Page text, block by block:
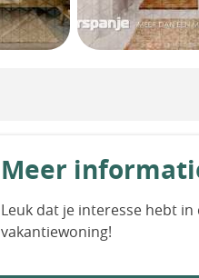
Meer
Leuk dat je interesse hebt in
vakantiewoning!